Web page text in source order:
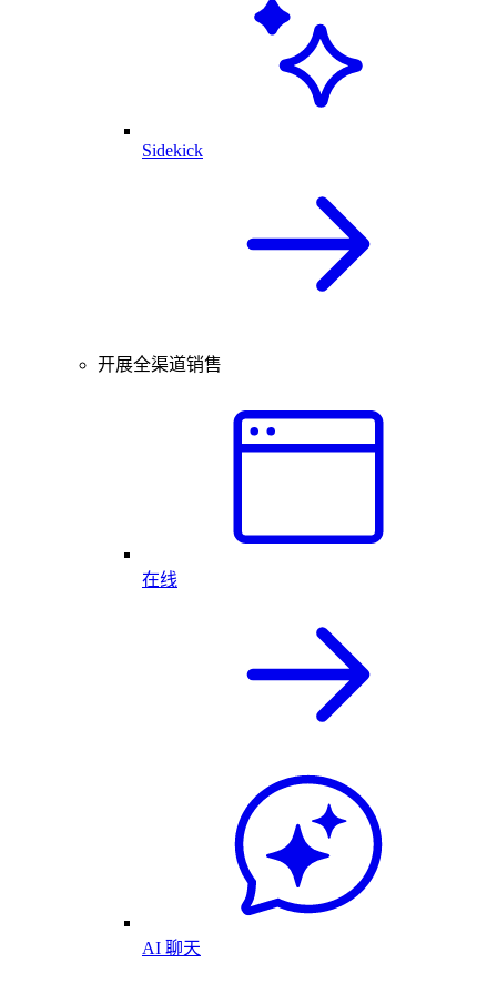
Sidekick
开展全渠道销售
在线
AI 聊天